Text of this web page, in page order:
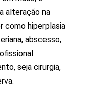
alteração na
como hiperplasia
abscesso,
seja cirurgia,